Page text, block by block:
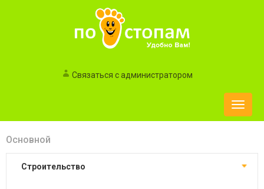
Связаться с администратором
Toggle
Основной
Строительство